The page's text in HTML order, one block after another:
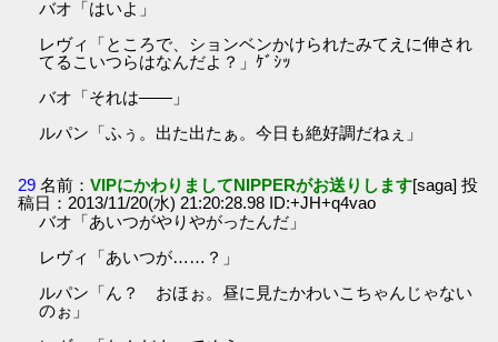
バオ「はいよ」
レヴィ「ところで、ションベンかけられたみてえに伸され
てるこいつらはなんだよ？」ｹﾞｼｯ
バオ「それは――」
ルパン「ふぅ。出た出たぁ。今日も絶好調だねぇ」
29 名前：VIPにかわりましてNIPPERがお送りします[saga] 投
稿日：2013/11/20(水) 21:20:28.98 ID:+JH+q4vao
バオ「あいつがやりやがったんだ」
レヴィ「あいつが……？」
ルパン「ん？ おほぉ。昼に見たかわいこちゃんじゃない
のぉ」